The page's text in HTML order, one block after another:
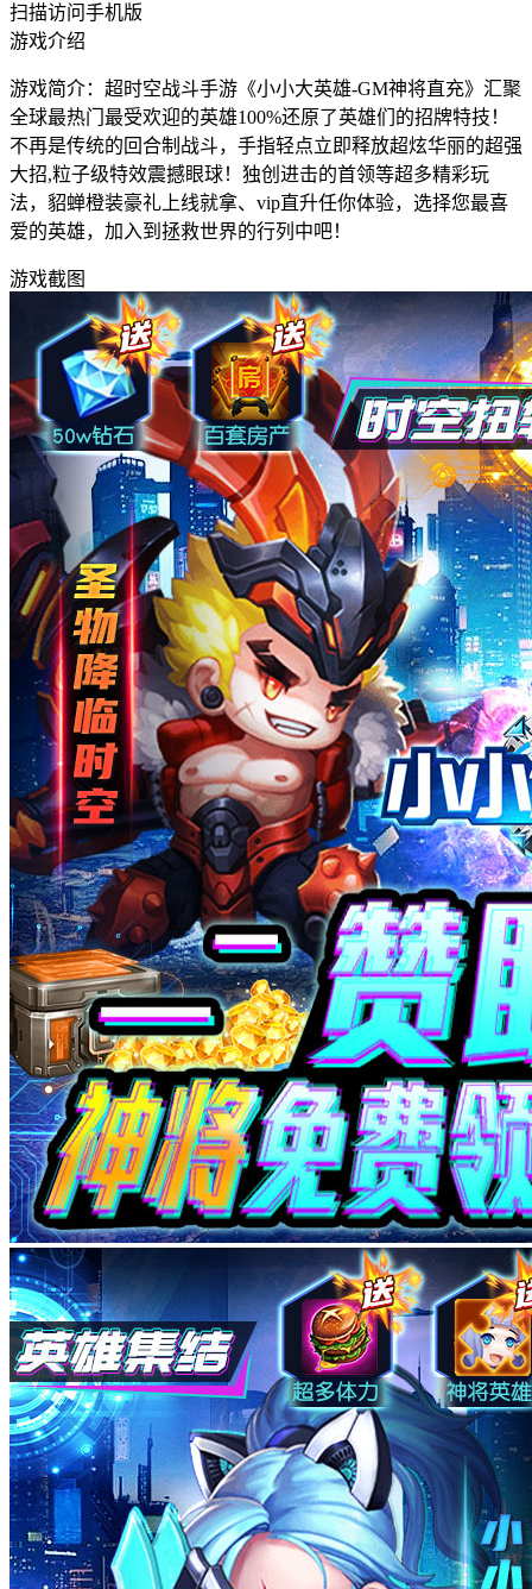
扫描访问手机版
游戏介绍
游戏简介：超时空战斗手游《小小大英雄-GM神将直充》汇聚
全球最热门最受欢迎的英雄100%还原了英雄们的招牌特技！
不再是传统的回合制战斗，手指轻点立即释放超炫华丽的超强
大招,粒子级特效震撼眼球！独创进击的首领等超多精彩玩
法，貂蝉橙装豪礼上线就拿、vip直升任你体验，选择您最喜
爱的英雄，加入到拯救世界的行列中吧！
游戏截图